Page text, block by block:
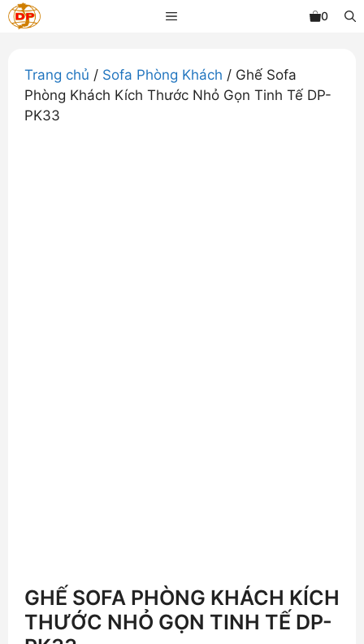
Chuyển
đến
dung
MENU 0
Trang chủ / Sofa Phòng Khách / Ghế Sofa
Phòng Khách Kích Thước Nhỏ Gọn Tinh Tế DP-
PK33
GHẾ SOFA PHÒNG KHÁCH KÍCH
THƯỚC NHỎ GỌN TINH TẾ DP-